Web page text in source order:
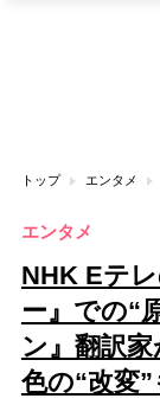
トップ エンタメ
エンタメ
NHK Eテ
ー』での“
ン』翻訳
色の“改変”